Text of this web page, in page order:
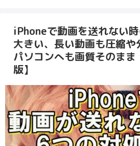
iPhoneで動画を送れない
大きい、長い動画も圧縮や
パソコンへも画質そのま
版】